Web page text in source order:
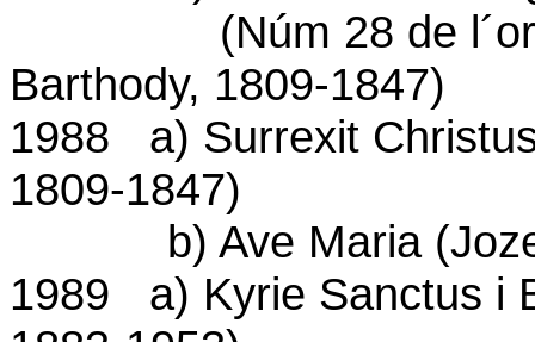
(Núm 28 de
Barthody, 1809-1847)
1988 a) Surrexit
1809-1847)
b) Ave Maria (Jozef
1989 a) Kyrie Sanctus i